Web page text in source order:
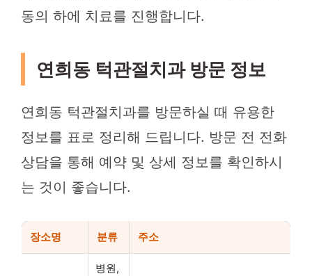
동의 하에 치료를 진행합니다.
연희동 턱관절치과 방문 정보
연희동 턱관절치과를 방문하실 때 유용한
정보를 표로 정리해 드립니다. 방문 전 전화
상담을 통해 예약 및 상세 정보를 확인하시
는 것이 좋습니다.
장소명 분류 주소
병원,